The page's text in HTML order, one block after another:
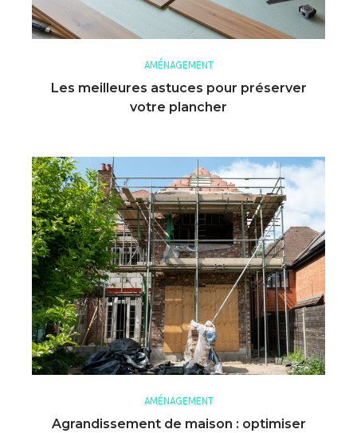
AMÉNAGEMENT
Les meilleures astuces pour préserver
votre plancher
AMÉNAGEMENT
Agrandissement de maison : optimiser